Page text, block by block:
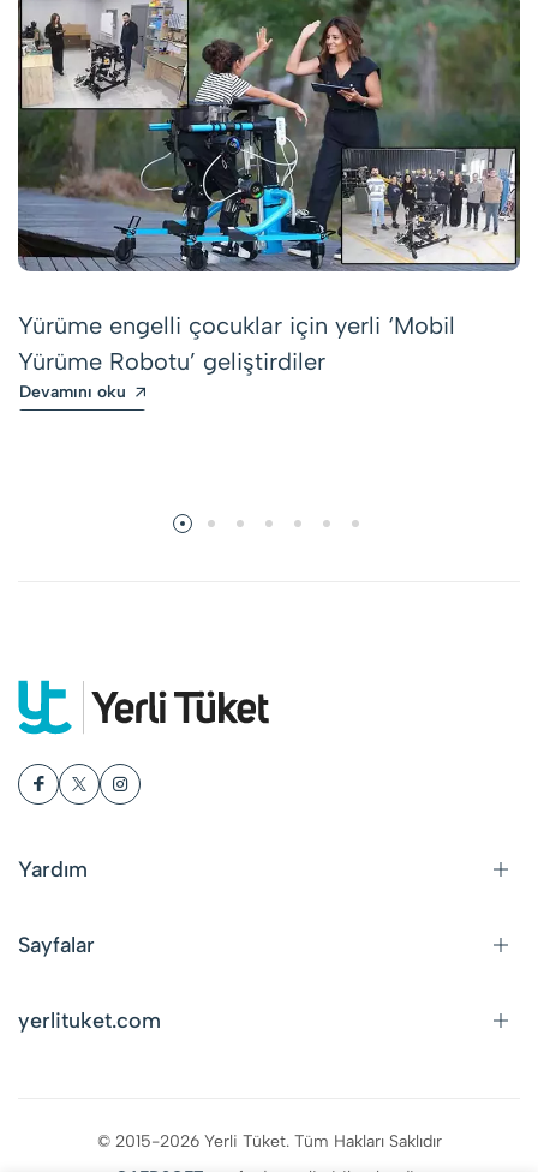
Yürüme engelli çocuklar için yerli ‘Mobil
Yürüme Robotu’ geliştirdiler
Devamını oku
Yardım
Sayfalar
yerlituket.com
© 2015-2026 Yerli Tüket. Tüm Hakları Saklıdır